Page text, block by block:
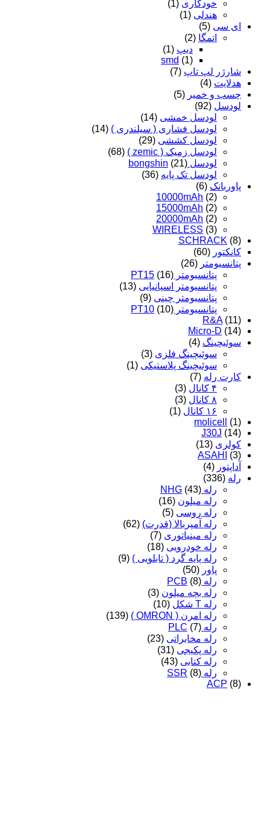
خودکاری (1)
هندلی (1)
ای سی (5)
اتمگا (2)
دیپ (1)
smd (1)
شارژر لپ تاپ (7)
هدلایت (4)
چسب و خمیر (5)
لودسل (92)
لودسل خمشی (14)
لودسل فشاری ( سیلندری ) (14)
لودسل کششی (29)
لودسل زمیک ( zemic )
(68)
لودسل bongshin (21)
لودسل تک پایه (36)
پاوربانک (6)
10000mAh (2)
15000mAh (2)
20000mAh (2)
WIRELESS (3)
SCHRACK (8)
کانکتور (60)
پتانسیومتر (26)
پتانسیومتر PT15 (16)
پتانسیومتر اسپانیایی (13)
پتانسیومتر چینی (9)
پتانسیومتر PT10 (10)
R&A (11)
Micro-D (14)
سوئیچینگ (4)
سوئیچینگ فلزی (3)
سوئیچینگ پلاستیکی (1)
کارت رله (7)
۴ کانال
(3)
۸ کانال
(3)
۱۶ کانال
(1)
molicell
(1)
J30J (14)
کولری (13)
ASAHI
(3)
آداپتور (4)
رله (336)
رله NHG (43)
رله میلون (16)
رله روسی (5)
رله آمپربالا (قدرت) (62)
رله مینیاتوری (7)
رله خودرویی (18)
رله پایه گرد ( تابلویی ) (9)
پاور (50)
رله PCB (8)
رله بچه میلون (3)
رله T شکل
(10)
رله امرن ( OMRON )
(139)
رله PLC (7)
رله مخابراتی (23)
رله پکیجی (31)
رله کتابی (43)
رله SSR (8)
ACP (8)